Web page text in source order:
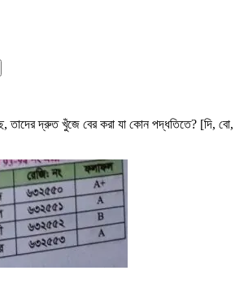
তাদের দ্রুত খুঁজে বের করা যা কোন পদ্ধতিতে? [দি, বাে,